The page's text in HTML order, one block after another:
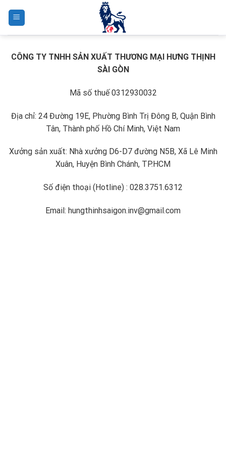
CÔNG TY TNHH SẢN XUẤT THƯƠNG MẠI HƯNG THỊNH
SÀI GÒN
Mã số thuế 0312930032
Địa chỉ: 24 Đường 19E, Phường Bình Trị Đông B, Quận Bình
Tân, Thành phố Hồ Chí Minh, Việt Nam
Xưởng sản xuất: Nhà xưởng D6-D7 đường N5B, Xã Lê Minh
Xuân, Huyện Bình Chánh, TP.HCM
Số điện thoại (Hotline) : 028.3751.6312
Email: hungthinhsaigon.inv@gmail.com